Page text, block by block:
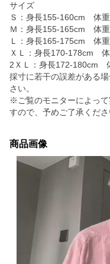
サイズ
Ｓ：身長155-160cm 体
Ｍ：身長155-165cm 体
Ｌ：身長165-175cm 体
ＸＬ：身長170-178cm
2ＸＬ：身長172-180cm
採寸に若干の誤差がある
さい。
※ご覧のモニターによっ
すので、予めご了承くださ
商品画像